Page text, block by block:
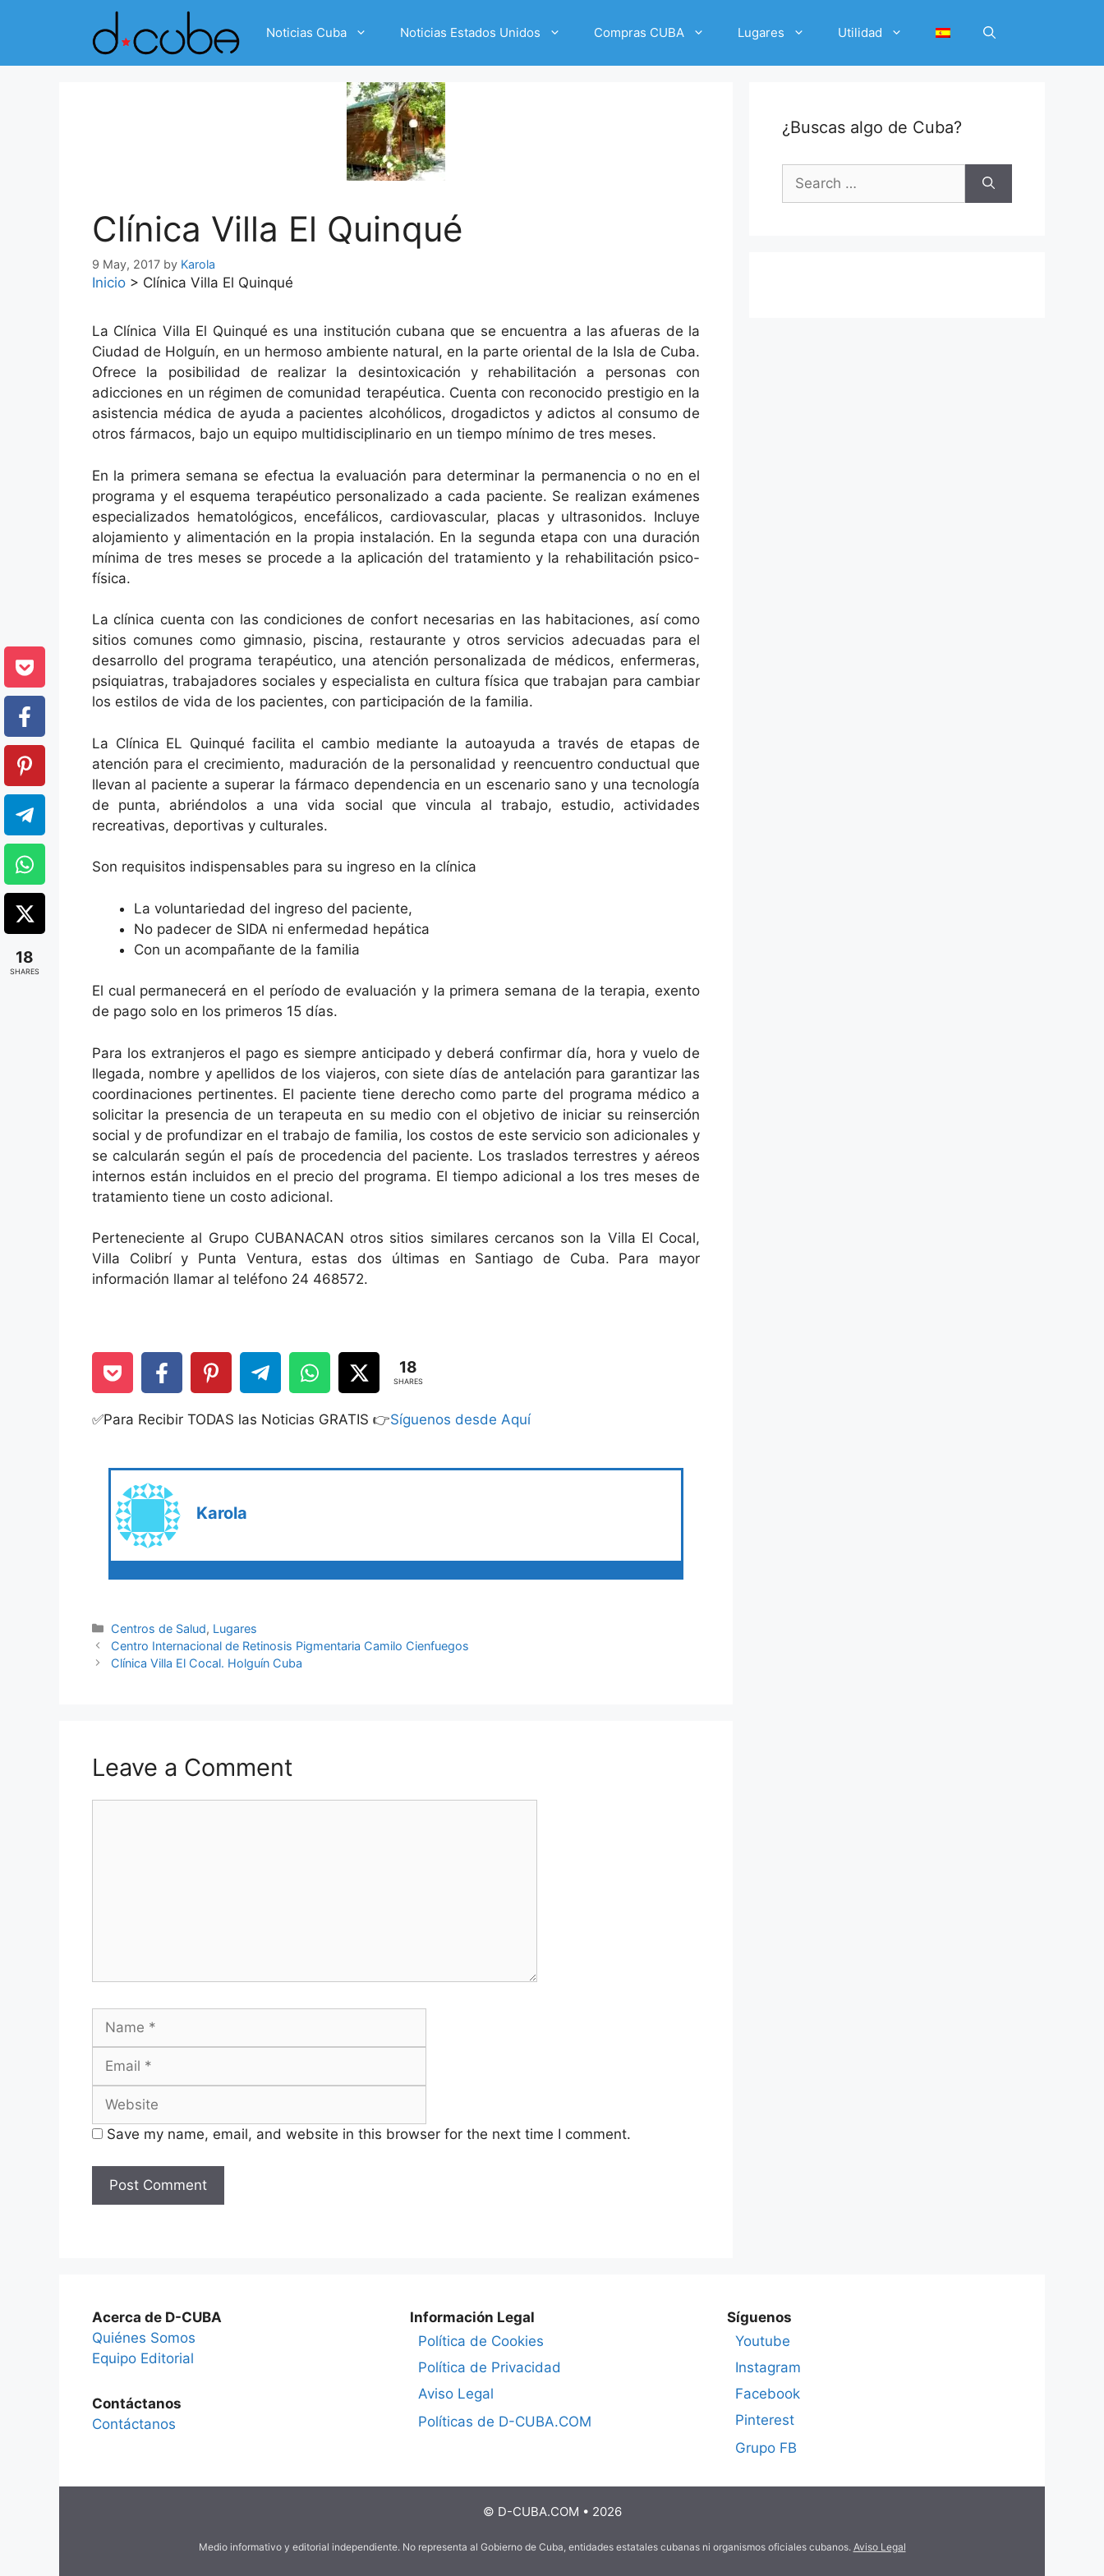
Noticias Cuba Noticias Estados Unidos Compras CUBA Lugares Utilidad
Clínica Villa El Quinqué
9 May, 2017 by Karola
Inicio > Clínica Villa El Quinqué
La Clínica Villa El Quinqué es una institución cubana que se encuentra a las afueras de la
Ciudad de Holguín, en un hermoso ambiente natural, en la parte oriental de la Isla de Cuba.
Ofrece la posibilidad de realizar la desintoxicación y rehabilitación a personas con
adicciones en un régimen de comunidad terapéutica. Cuenta con reconocido prestigio en la
asistencia médica de ayuda a pacientes alcohólicos, drogadictos y adictos al consumo de
otros fármacos, bajo un equipo multidisciplinario en un tiempo mínimo de tres meses.
En la primera semana se efectua la evaluación para determinar la permanencia o no en el
programa y el esquema terapéutico personalizado a cada paciente. Se realizan exámenes
especializados hematológicos, encefálicos, cardiovascular, placas y ultrasonidos. Incluye
alojamiento y alimentación en la propia instalación. En la segunda etapa con una duración
mínima de tres meses se procede a la aplicación del tratamiento y la rehabilitación psico-
física.
La clínica cuenta con las condiciones de confort necesarias en las habitaciones, así como
sitios comunes como gimnasio, piscina, restaurante y otros servicios adecuadas para el
desarrollo del programa terapéutico, una atención personalizada de médicos, enfermeras,
psiquiatras, trabajadores sociales y especialista en cultura física que trabajan para cambiar
los estilos de vida de los pacientes, con participación de la familia.
La Clínica EL Quinqué facilita el cambio mediante la autoayuda a través de etapas de
atención para el crecimiento, maduración de la personalidad y reencuentro conductual que
llevan al paciente a superar la fármaco dependencia en un escenario sano y una tecnología
de punta, abriéndolos a una vida social que vincula al trabajo, estudio, actividades
recreativas, deportivas y culturales.
Son requisitos indispensables para su ingreso en la clínica
La voluntariedad del ingreso del paciente,
No padecer de SIDA ni enfermedad hepática
Con un acompañante de la familia
El cual permanecerá en el período de evaluación y la primera semana de la terapia, exento
de pago solo en los primeros 15 días.
Para los extranjeros el pago es siempre anticipado y deberá confirmar día, hora y vuelo de
llegada, nombre y apellidos de los viajeros, con siete días de antelación para garantizar las
coordinaciones pertinentes. El paciente tiene derecho como parte del programa médico a
solicitar la presencia de un terapeuta en su medio con el objetivo de iniciar su reinserción
social y de profundizar en el trabajo de familia, los costos de este servicio son adicionales y
se calcularán según el país de procedencia del paciente. Los traslados terrestres y aéreos
internos están incluidos en el precio del programa. El tiempo adicional a los tres meses de
tratamiento tiene un costo adicional.
Perteneciente al Grupo CUBANACAN otros sitios similares cercanos son la Villa El Cocal,
Villa Colibrí y Punta Ventura, estas dos últimas en Santiago de Cuba. Para mayor
información llamar al teléfono 24 468572.
18
SHARES
✅Para Recibir TODAS las Noticias GRATIS 👉Síguenos desde Aquí
Karola
Categories
Centros de Salud, Lugares
Centro Internacional de Retinosis Pigmentaria Camilo Cienfuegos
Clínica Villa El Cocal. Holguín Cuba
Leave a Comment
Name
Save my name, email, and website in this browser for the next time I comment.
¿Buscas algo de Cuba?
Search
for:
Acerca de D-CUBA
Quiénes Somos
Equipo Editorial
Contáctanos
Contáctanos
Información Legal
Política de Cookies
Política de Privacidad
Aviso Legal
Políticas de D-CUBA.COM
Síguenos
Youtube
Instagram
Facebook
Pinterest
Grupo FB
© D-CUBA.COM • 2026
Medio informativo y editorial independiente. No representa al Gobierno de Cuba, entidades estatales cubanas ni organismos oficiales cubanos. Aviso Legal
18
SHARES